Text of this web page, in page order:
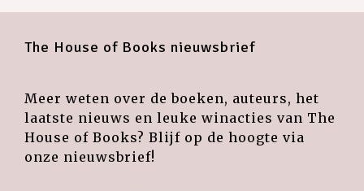
The House of Books nieuwsbrief
Meer weten over de boeken, auteurs, het
laatste nieuws en leuke winacties van The
House of Books? Blijf op de hoogte via
onze nieuwsbrief!